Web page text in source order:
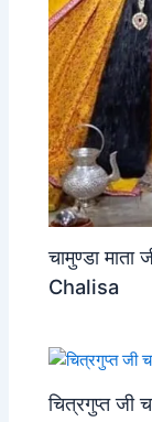
चामुण्डा
Chalisa
चित्रगुप्त